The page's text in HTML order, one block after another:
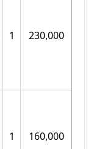
1 230,000
1 160,000